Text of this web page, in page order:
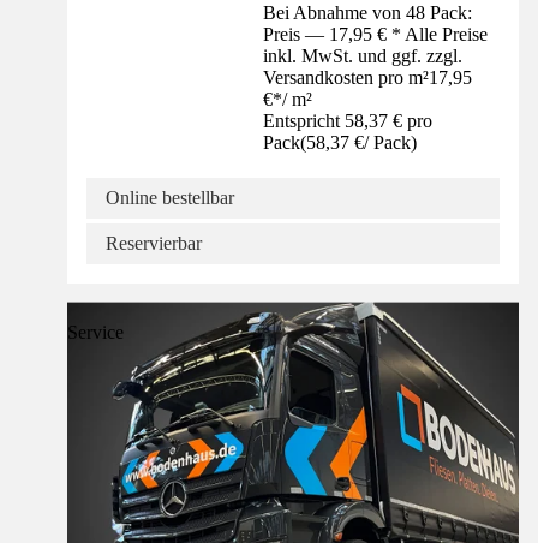
Bei Abnahme von 48 Pack:
Preis — 17,95 € * Alle Preise
inkl. MwSt. und ggf. zzgl.
Versandkosten pro m²17,95
€*/ m²
Entspricht 58,37 € pro
Pack(58,37 €/ Pack)
Online bestellbar
Reservierbar
Service